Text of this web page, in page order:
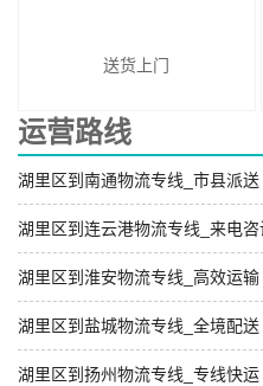
送货上门
运营路线
湖里区到南通物流专线_市县派送
湖里区到连云港物流专线_来电咨
湖里区到淮安物流专线_高效运输
湖里区到盐城物流专线_全境配送
湖里区到扬州物流专线_专线快运